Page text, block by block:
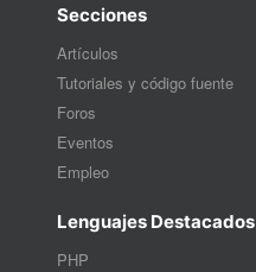
Secciones
Artículos
Tutoriales y código fuente
Foros
Eventos
Empleo
Lenguajes Destacados
PHP